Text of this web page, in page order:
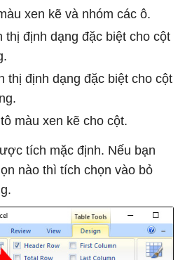
xen kẽ và nhóm các ô.
thị định dạng đặc biệt cho cột
thị định dạng đặc biệt cho cột
màu xen kẽ cho cột.
tích mặc định. Nếu bạn
nào thì tích chọn vào bỏ